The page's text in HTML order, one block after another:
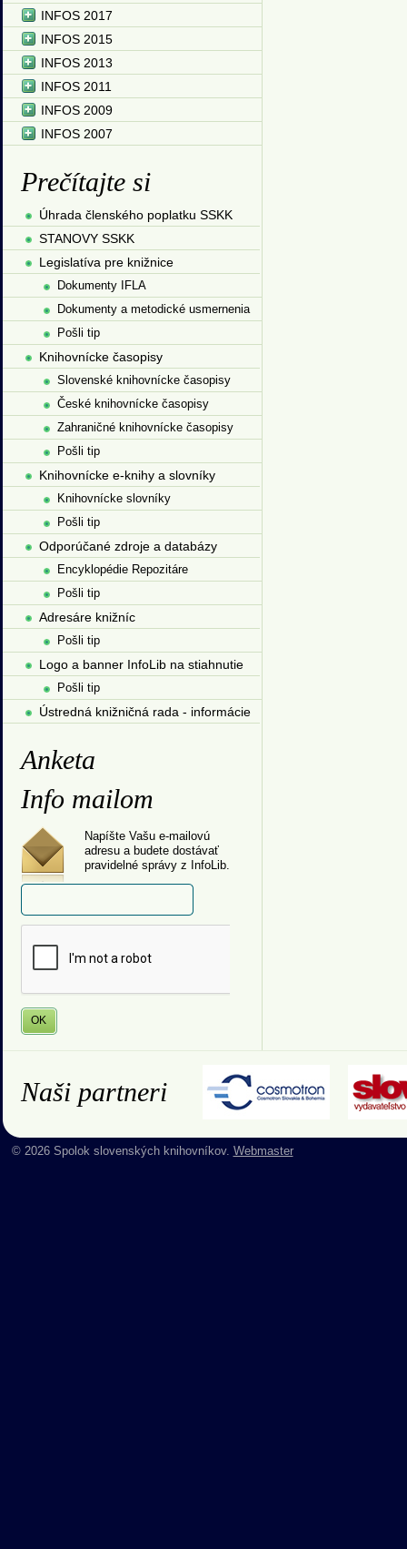
INFOS 2017
INFOS 2015
INFOS 2013
INFOS 2011
INFOS 2009
INFOS 2007
Prečítajte si
Úhrada členského poplatku SSKK
STANOVY SSKK
Legislatíva pre knižnice
Dokumenty IFLA
Dokumenty a metodické usmernenia
Pošli tip
Knihovnícke časopisy
Slovenské knihovnícke časopisy
České knihovnícke časopisy
Zahraničné knihovnícke časopisy
Pošli tip
Knihovnícke e-knihy a slovníky
Knihovnícke slovníky
Pošli tip
Odporúčané zdroje a databázy
Encyklopédie Repozitáre
Pošli tip
Adresáre knižníc
Pošli tip
Logo a banner InfoLib na stiahnutie
Pošli tip
Ústredná knižničná rada - informácie
Anketa
Info mailom
Napíšte Vašu e-mailovú
adresu a budete dostávať
pravidelné správy z InfoLib.
Naši partneri
© 2026 Spolok slovenských knihovníkov. Webmaster